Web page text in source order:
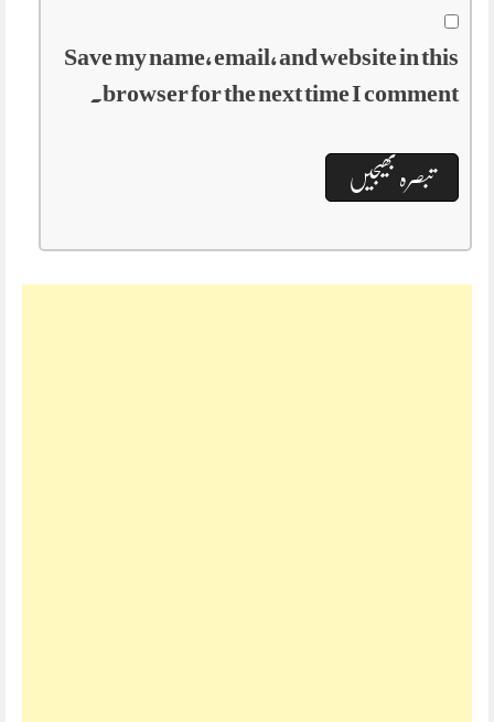
Save my name, email, and website in this
browser for the next time I comment.